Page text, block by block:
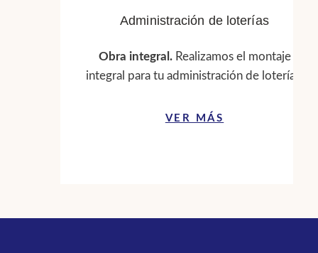
Administración de loterías
Obra integral.Realizamos el montaje
integral para tu administración de loterías.
VER MÁS